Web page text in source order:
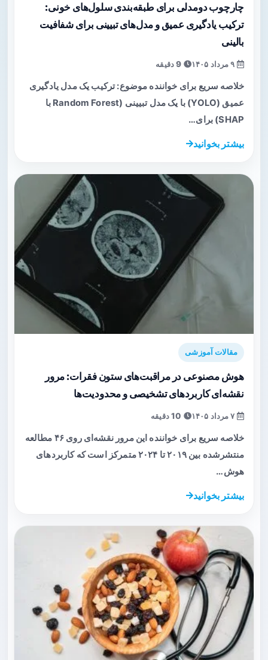
چارچوب دو‌مدلی برای طبقه‌بندی سلول‌های خونی:
ترکیب یادگیری عمیق و مدل‌های تبیینی برای شفافیت
بالینی
خلاصه سریع برای خواننده موضوع: ترکیب یک مدل یادگیری
عمیق (YOLO) با یک مدل تبیینی (Random Forest با
SHAP) برای…
بیشتر بخوانید
مقالات آموزشی
هوش مصنوعی در مراقبت‌های ستون فقرات: مرور
نقشه‌ای کاربردهای تشخیصی و محدودیت‌ها
خلاصه سریع برای خواننده این مرور نقشه‌ای روی ۴۶ مطالعه
منتشرشده بین ۲۰۱۹ تا ۲۰۲۴ متمرکز است که کاربردهای
هوش…
بیشتر بخوانید